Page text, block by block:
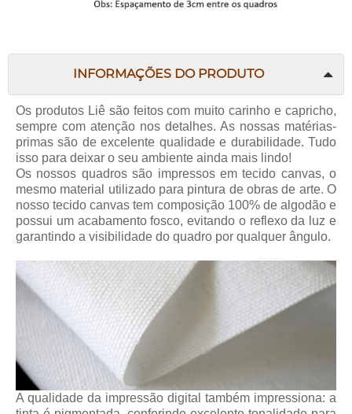
INFORMAÇÕES DO PRODUTO
Os produtos Liê são feitos com muito carinho e capricho,
sempre com atenção nos detalhes. As nossas matérias-
primas são de excelente qualidade e durabilidade. Tudo
isso para deixar o seu ambiente ainda mais lindo!
Os nossos quadros são impressos em tecido canvas, o
mesmo material utilizado para pintura de obras de arte. O
nosso tecido canvas tem composição 100% de algodão e
possui um acabamento fosco, evitando o reflexo da luz e
garantindo a visibilidade do quadro por qualquer ângulo.
A qualidade da impressão digital também impressiona: a